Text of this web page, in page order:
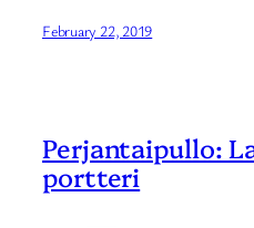
February 22, 2019
Perjantaipullo:
portteri